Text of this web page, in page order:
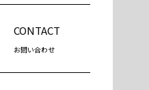
CONTACT
お問い合わせ